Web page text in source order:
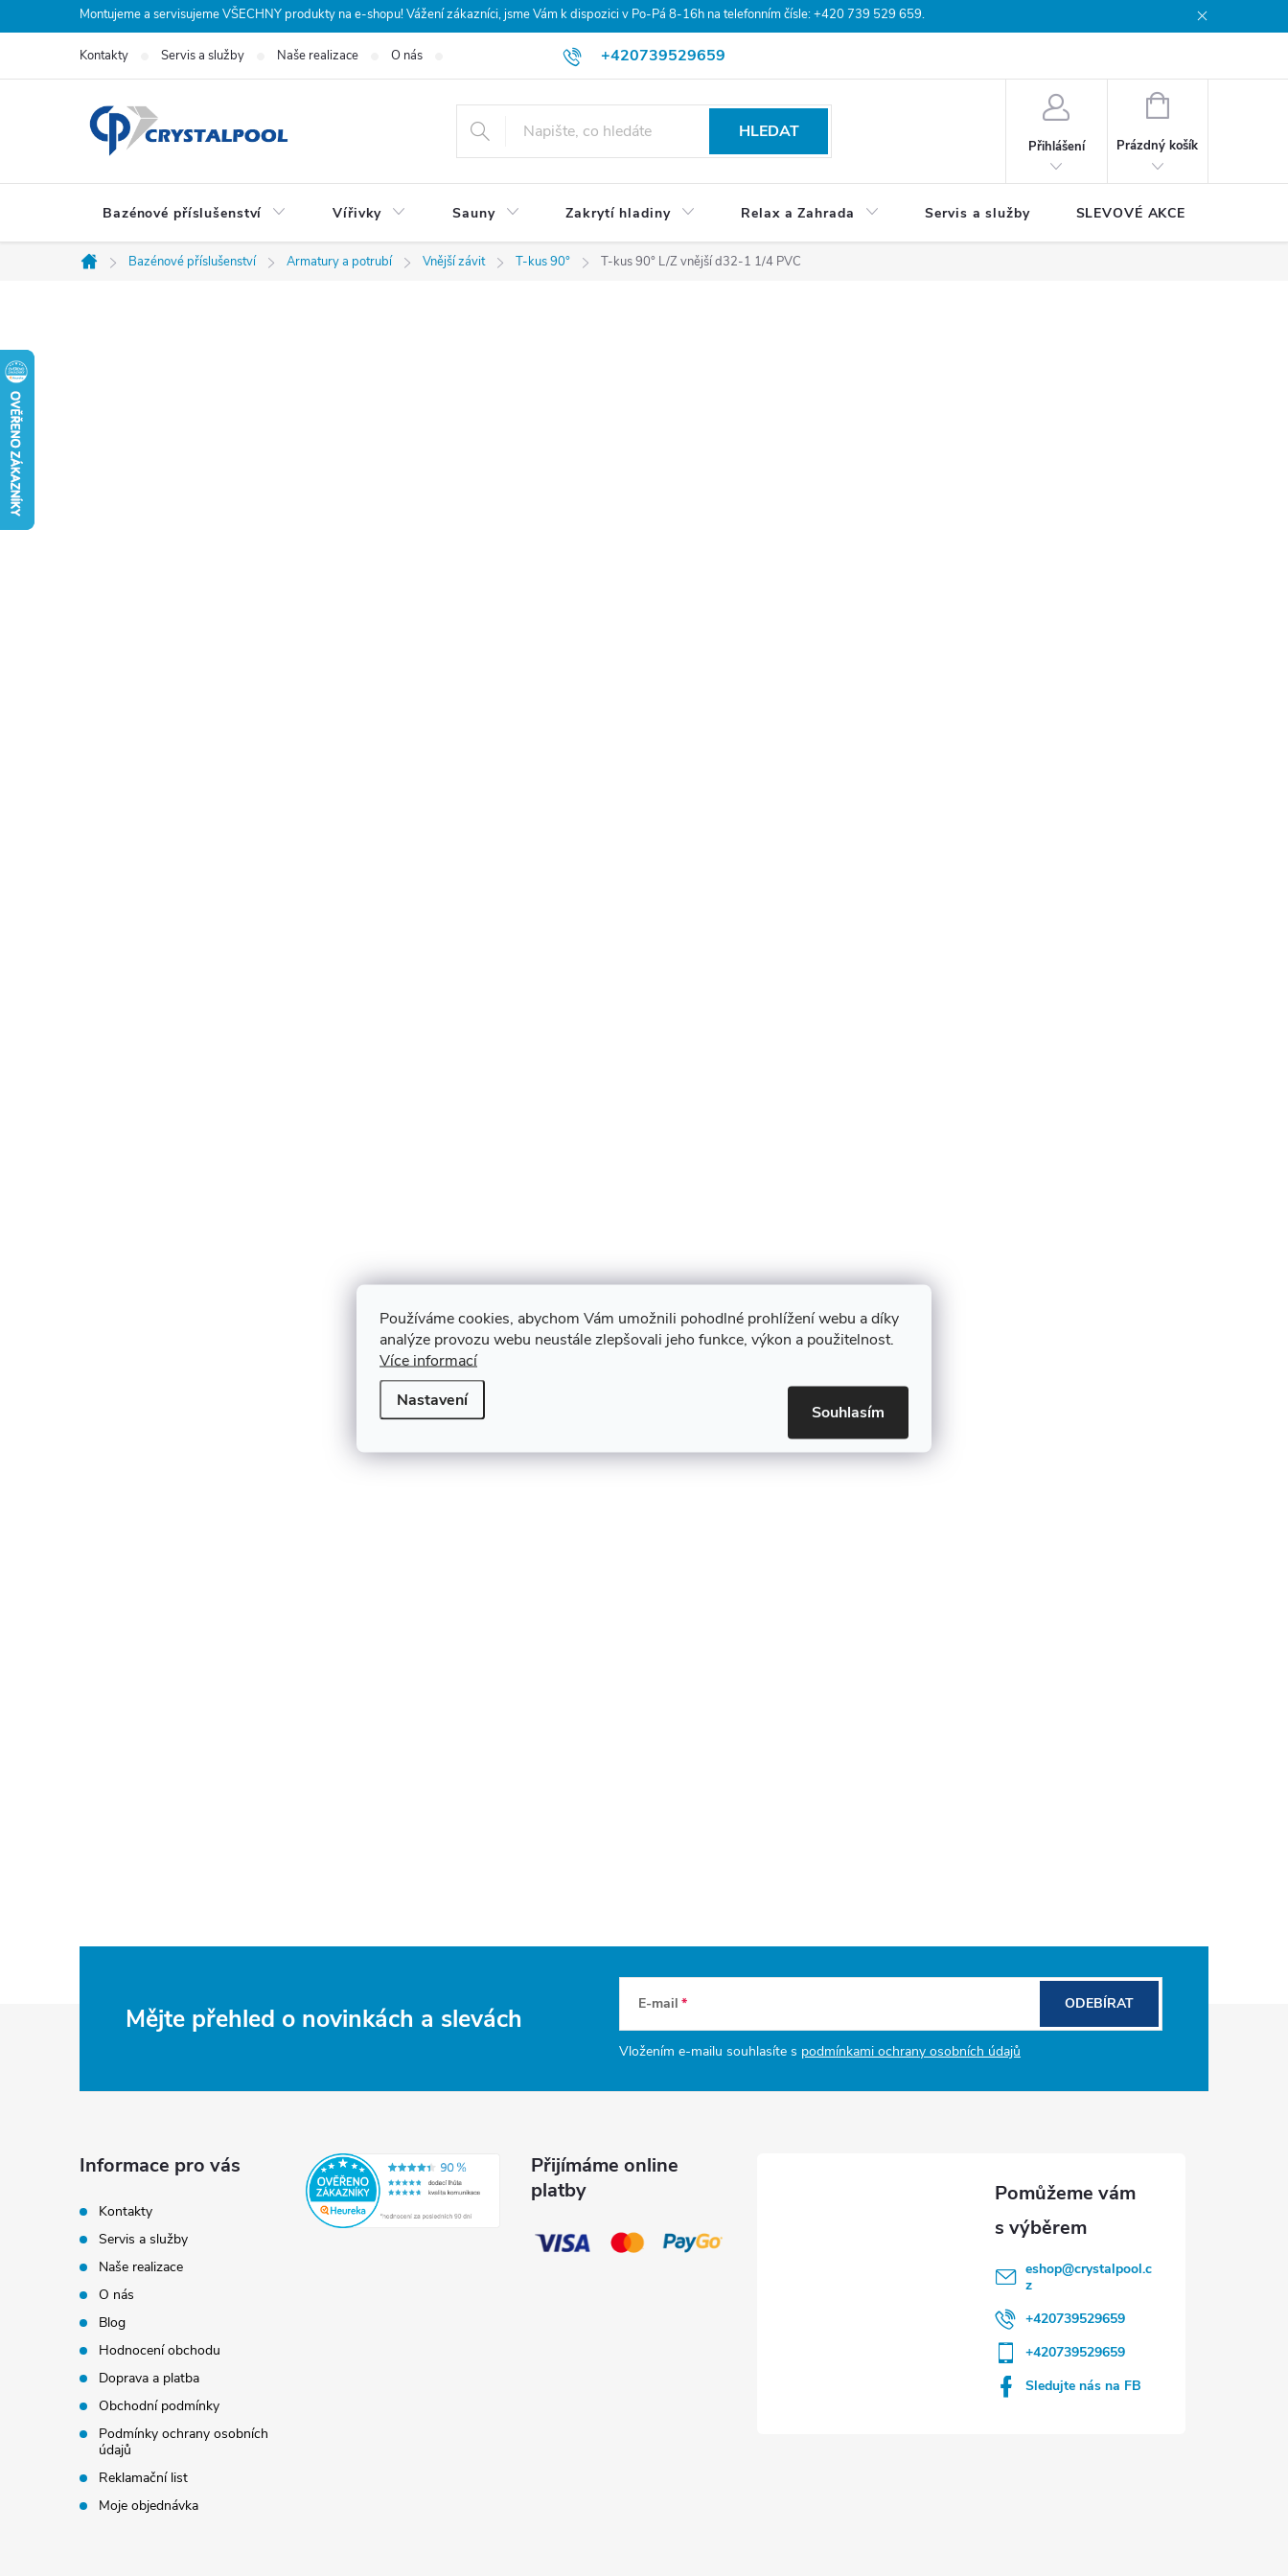
Používáme cookies, abychom Vám umožnili pohodlné prohlížení webu a díky
analýze provozu webu neustále zlepšovali jeho funkce, výkon a použitelnost.
Více informací
Nastavení
Souhlasím
na
Montujeme a servisujeme VŠECHNY produkty na e-shopu! Vážení zákazníci, jsme Vám k dispozici v Po-Pá 8-16h na telefonním čísle: +420 739 529 659.
+420739529659
Kontakty Servis a služby Naše realizace O nás Hodnocení obchodu Doprava a platba
HLEDAT
Přihlášení
NÁKUPNÍ
Prázdný košík
Bazénové příslušenství Vířivky Sauny Zakrytí hladiny Relax a Zahrada Servis a služby SLEVOVÉ AKCE
Domů
Bazénové příslušenství Armatury a potrubí Vnější závit T-kus 90° T-kus 90° L/Z vnější d32-1 1/4 PVC
Mějte přehled o novinkách a slevách E-mail
Vložením e-mailu souhlasíte s podmínkami ochrany osobních údajů
ODEBÍRAT
Informace pro vás
Kontakty
Servis a služby
Naše realizace
O nás
Blog
Hodnocení obchodu
Doprava a platba
Obchodní podmínky
Podmínky ochrany osobních
údajů
Reklamační list
Moje objednávka
Přijímáme online
platby
eshop@crystalpool.c
z
+420739529659
+420739529659
Sledujte nás na FB